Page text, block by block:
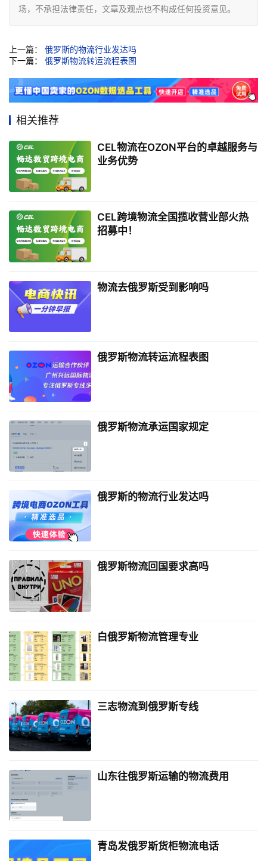
场，不承担法律责任，文章及观点也不构成任何投资意见。
上一篇： 俄罗斯的物流行业发达吗
下一篇： 俄罗斯物流转运流程表图
相关推荐
CEL物流在OZON平台的卓越服务与
业务优势
CEL跨境物流全国揽收营业部火热
招募中！
物流去俄罗斯受到影响吗
俄罗斯物流转运流程表图
俄罗斯物流承运国家规定
俄罗斯的物流行业发达吗
俄罗斯物流回国要求高吗
白俄罗斯物流管理专业
三志物流到俄罗斯专线
山东往俄罗斯运输的物流费用
青岛发俄罗斯货柜物流电话